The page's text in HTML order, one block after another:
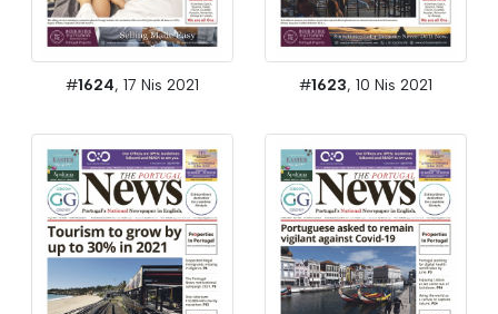
#1624, 17 Nis 2021 #1623, 10 Nis 2021